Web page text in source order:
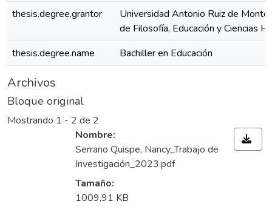
thesis.degree.grantor
Universidad Antonio Ruiz de
de Filosofía, Educación y Ciencias
thesis.degree.name
Bachiller en Educación
Archivos
Bloque original
Mostrando 1 - 2 de 2
Nombre:
Serrano Quispe, Nancy_Trabajo de
Investigación_2023.pdf
Tamaño:
1009,91 KB